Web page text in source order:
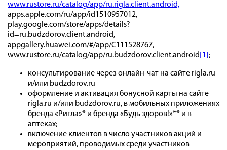
www.rustore.ru/catalog/app/ru.rigla.client.android,
apps.apple.com/ru/app/id1510957012,
play.google.com/store/apps/details?
id=ru.budzdorov.client.android,
appgallery.huawei.com/#/app/C111528767,
www.rustore.ru/catalog/app/ru.budzdorov.client.android [1] ;
консультирование через онлайн-чат на сайте rigla.ru
и/или budzdorov.ru
оформление и активация бонусной карты на сайте
rigla.ru и/или budzdorov.ru, в мобильных приложениях
бренда «Ригла»* и бренда «Будь здоров!»** и в
аптеках;
включение клиентов в число участников акций и
мероприятий, проводимых среди участников